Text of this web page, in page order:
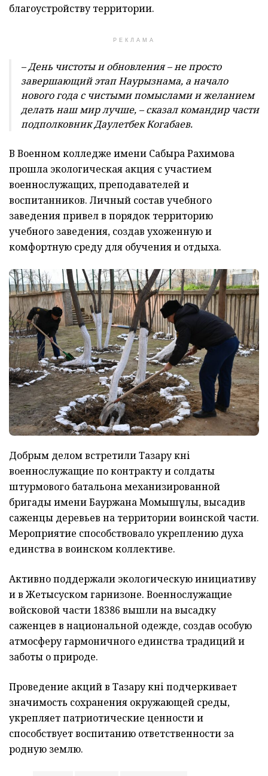
благоустройству территории.
РЕКЛАМА
– День чистоты и обновления – не просто
завершающий этап Наурызнама, а начало
нового года с чистыми помыслами и желанием
делать наш мир лучше, – сказал командир части
подполковник Даулетбек Когабаев.
В Военном колледже имени Сабыра Рахимова
прошла экологическая акция с участием
военнослужащих, преподавателей и
воспитанников. Личный состав учебного
заведения привел в порядок территорию
учебного заведения, создав ухоженную и
комфортную среду для обучения и отдыха.
Добрым делом встретили Тазару күні
военнослужащие по контракту и солдаты
штурмового батальона механизированной
бригады имени Бауржана Момышұлы, высадив
саженцы деревьев на территории воинской части.
Мероприятие способствовало укреплению духа
единства в воинском коллективе.
Активно поддержали экологическую инициативу
и в Жетысуском гарнизоне. Военнослужащие
войсковой части 18386 вышли на высадку
саженцев в национальной одежде, создав особую
атмосферу гармоничного единства традиций и
заботы о природе.
Проведение акций в Тазару күні подчеркивает
значимость сохранения окружающей среды,
укрепляет патриотические ценности и
способствует воспитанию ответственности за
родную землю.